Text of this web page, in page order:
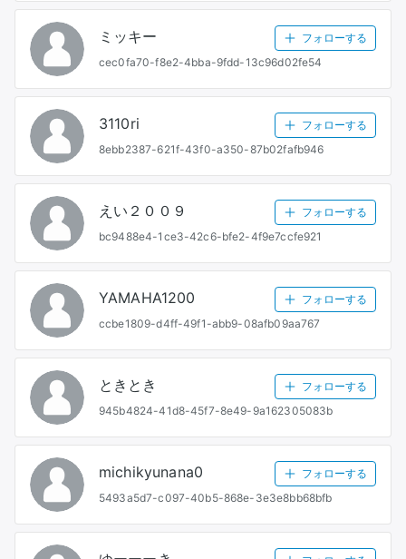
ミッキー
フォローする
cec0fa70-f8e2-4bba-9fdd-13c96d02fe54
3110ri
フォローする
8ebb2387-621f-43f0-a350-87b02fafb946
えい２００９
フォローする
bc9488e4-1ce3-42c6-bfe2-4f9e7ccfe921
YAMAHA1200
フォローする
ccbe1809-d4ff-49f1-abb9-08afb09aa767
ときとき
フォローする
945b4824-41d8-45f7-8e49-9a162305083b
michikyunana0
フォローする
5493a5d7-c097-40b5-868e-3e3e8bb68bfb